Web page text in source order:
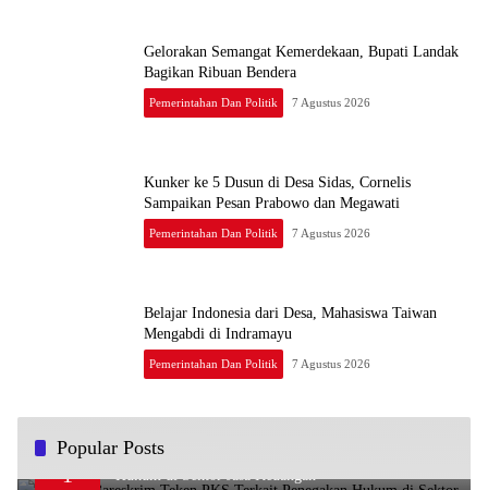
Gelorakan Semangat Kemerdekaan, Bupati Landak
Bagikan Ribuan Bendera
Pemerintahan Dan Politik 7 Agustus 2026
Kunker ke 5 Dusun di Desa Sidas, Cornelis
Sampaikan Pesan Prabowo dan Megawati
Pemerintahan Dan Politik 7 Agustus 2026
Belajar Indonesia dari Desa, Mahasiswa Taiwan
Pemerintahan Dan Politik 7 Agustus 2026
Popular Posts
1
OJK dan Bareskrim Teken PKS Terkait Penegakan
Hukum di Sektor Jasa Keuangan